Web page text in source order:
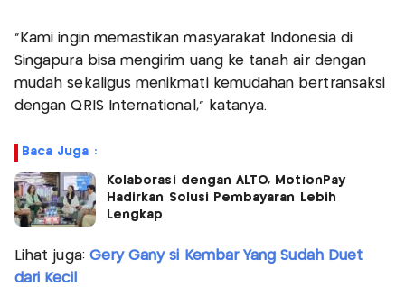
"Kami ingin memastikan masyarakat Indonesia di
Singapura bisa mengirim uang ke tanah air dengan
mudah sekaligus menikmati kemudahan bertransaksi
dengan QRIS International," katanya.
Baca Juga :
Kolaborasi dengan ALTO, MotionPay
Hadirkan Solusi Pembayaran Lebih
Lengkap
Lihat juga: Gery Gany si Kembar Yang Sudah Duet
dari Kecil